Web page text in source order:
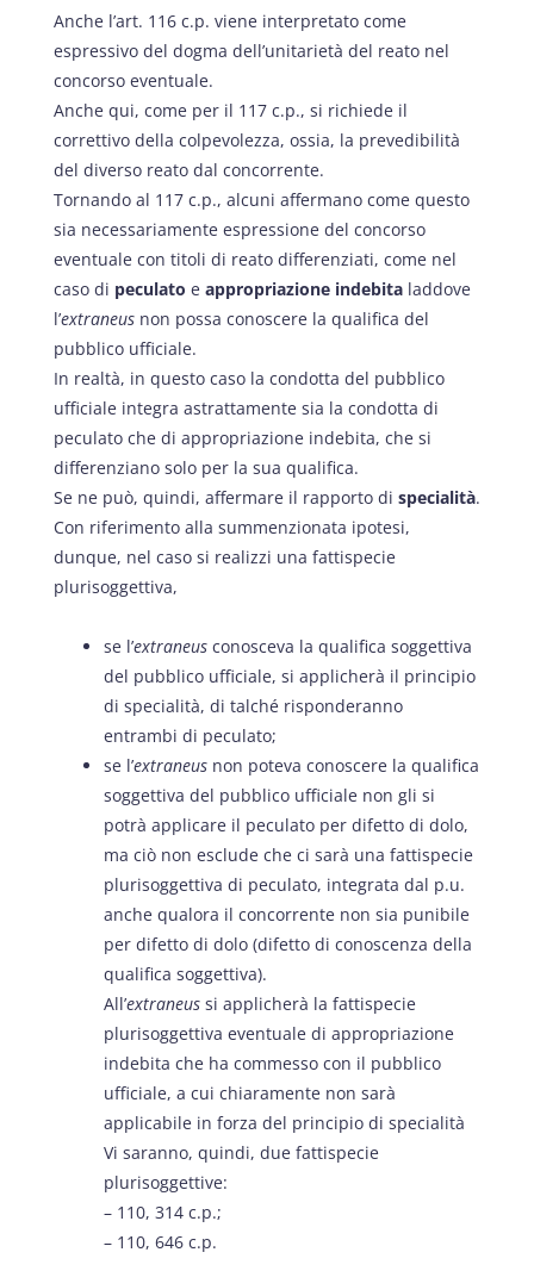
Anche l’art. 116 c.p. viene interpretato come
espressivo del dogma dell’unitarietà del reato nel
concorso eventuale.
Anche qui, come per il 117 c.p., si richiede il
correttivo della colpevolezza, ossia, la prevedibilità
del diverso reato dal concorrente.
Tornando al 117 c.p., alcuni affermano come questo
sia necessariamente espressione del concorso
eventuale con titoli di reato differenziati, come nel
caso di peculato e appropriazione indebitaladdove
l’extraneusnon possa conoscere la qualifica del
pubblico ufficiale.
In realtà, in questo caso la condotta del pubblico
ufficiale integra astrattamente sia la condotta di
peculato che di appropriazione indebita, che si
differenziano solo per la sua qualifica.
Se ne può, quindi, affermare il rapporto di specialità.
Con riferimento alla summenzionata ipotesi,
dunque, nel caso si realizzi una fattispecie
plurisoggettiva,
se l’extraneusconosceva la qualifica soggettiva
del pubblico ufficiale, si applicherà il principio
di specialità, di talché risponderanno
entrambi di peculato;
se l’extraneusnon poteva conoscere la qualifica
soggettiva del pubblico ufficiale non gli si
potrà applicare il peculato per difetto di dolo,
ma ciò non esclude che ci sarà una fattispecie
plurisoggettiva di peculato, integrata dal p.u.
anche qualora il concorrente non sia punibile
per difetto di dolo (difetto di conoscenza della
qualifica soggettiva).
All’extraneussi applicherà la fattispecie
plurisoggettiva eventuale di appropriazione
indebita che ha commesso con il pubblico
ufficiale, a cui chiaramente non sarà
applicabile in forza del principio di specialità
Vi saranno, quindi, due fattispecie
plurisoggettive:
– 110, 314 c.p.;
– 110, 646 c.p.